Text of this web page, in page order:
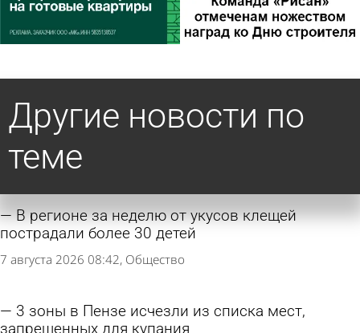
Другие новости по
теме
В регионе за неделю от укусов клещей
пострадали более 30 детей
7 августа 2026 08:42 Общество
3 зоны в Пензе исчезли из списка мест,
запрещенных для купания